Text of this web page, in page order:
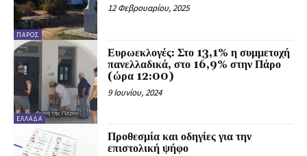
ΠΆΡΟΣ
12 Φεβρουαρίου, 2025
ΕΛΛΆΔΑ
Ευρωεκλογές: Στο 13,1% η συμμετοχή
πανελλαδικά, στο 16,9% στην Πάρο
(ώρα 12:00)
9 Ιουνίου, 2024
Προθεσμία και οδηγίες για την
επιστολική ψήφο